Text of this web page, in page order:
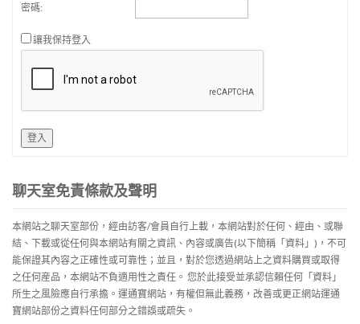
密碼:
讓我保持登入
登入
聊天室免責條款及聲明
本網站之聊天室部份，經由訪客/會員自行上載，本網站對於任何、經由、或聯
結、下載或從任何與本網站有關之資訊、內容或廣告(以下簡稱「資料」)，不可
能保證其內容之正確性或可靠性；並且，對於您透過網站上之資料購買或取得
之任何産品，本網站不負適用性之責任。 您於此接受並承認信賴任何「資料」
所生之風險應自行承擔。運通寶網站，有權但無此義務，改善或更正網站運通
寶網站部份之資料任何部分之錯誤或疏失。